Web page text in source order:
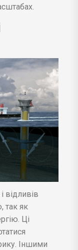
відливів
так як
Ці
Іншими